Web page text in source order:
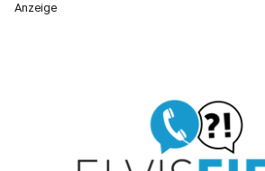
Anzeige